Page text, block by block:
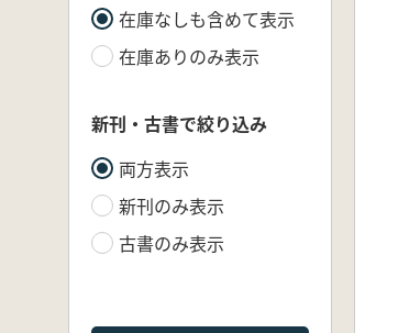
在庫なしも含めて表示
在庫ありのみ表示
新刊・古書で絞り込み
両方表示
新刊のみ表示
古書のみ表示